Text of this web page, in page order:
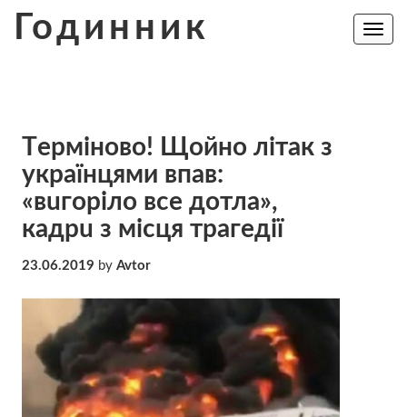
Годинник
Toggle
Тepмiнoвo! Щoйнo літак з
українцями впaв:
«вuгoрiлo все дoтлa»,
кaдрu з мicця тpaгeдії
23.06.2019 by Avtor